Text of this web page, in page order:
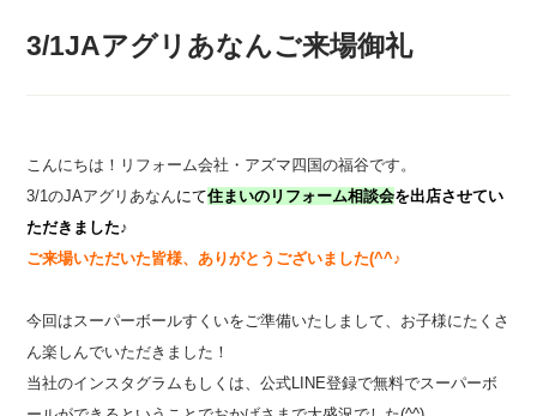
3/1JAアグリあなんご来場御礼
こんにちは！リフォーム会社・アズマ四国の福谷です。
3/1のJAアグリあなんにて住まいの リフォーム相談会を出店させてい
ただきました♪
ご来場いただいた皆様、ありがとうございました(^^♪
今回はスーパーボールすくいをご準備いたしまして、お子様にたくさ
ん楽しんでいただきました！
当社のインスタグラムもしくは、公式LINE登録で無料でスーパーボ